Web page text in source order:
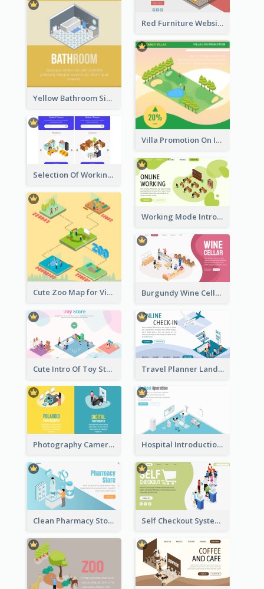
Red Furniture Website Landing Page With Isometric Diagram
Yellow Bathroom Sign With Isometric Diagram
Villa Promotion On Instagram With Isometric Diagram
Selection Of Working Space With Isometric Graphics
Working Mode Intro To Management With Isometric Diagram
Cute Zoo Map for Visitors With Isometric Diagram Burgundy Wine Cellar Website Landing Page
Cute Intro Of Toy Store Section With Isometric Diagram Travel Planner Landing Page With Isometric Diagram
Photography Camera Comparison With Isometric Graphics Hospital Introduction Landing Page With Isometric Diagram
Clean Pharmacy Store Landing Page Isometric Graphics Self Checkout System Introduction Landing Page